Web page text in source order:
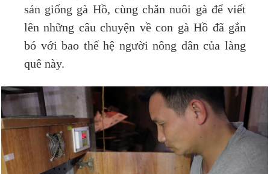
sản giống gà Hồ, cùng chăn nuôi gà để viết
lên những câu chuyện về con gà Hồ đã gắn
bó với bao thế hệ người nông dân của làng
quê này.